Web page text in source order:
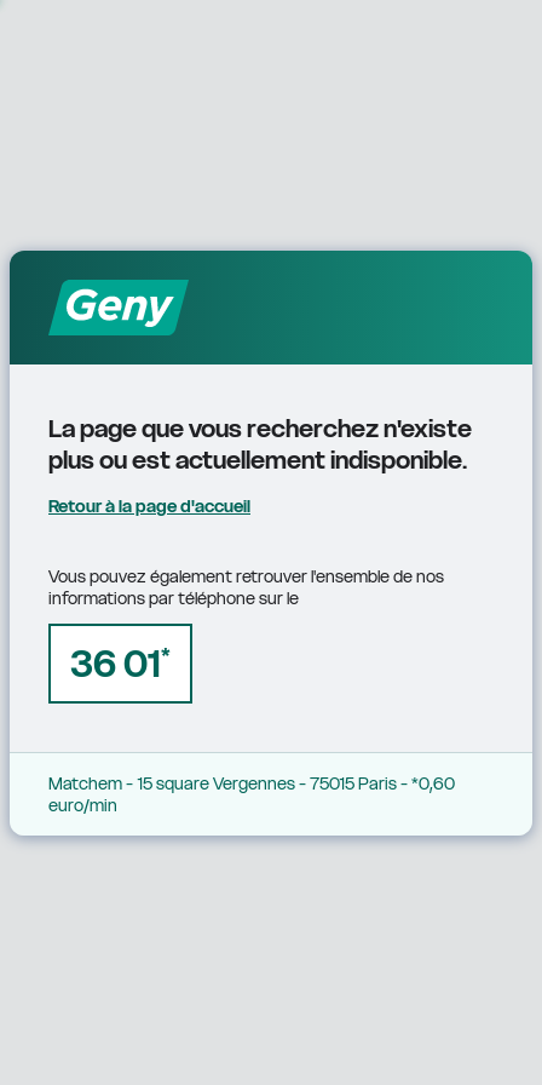
La page que vous recherchez n'existe
plus ou est actuellement indisponible.
Retour à la page d'accueil
Vous pouvez également retrouver l'ensemble de nos
informations par téléphone sur le
36 01*
Matchem - 15 square Vergennes - 75015 Paris - *0,60
euro/min